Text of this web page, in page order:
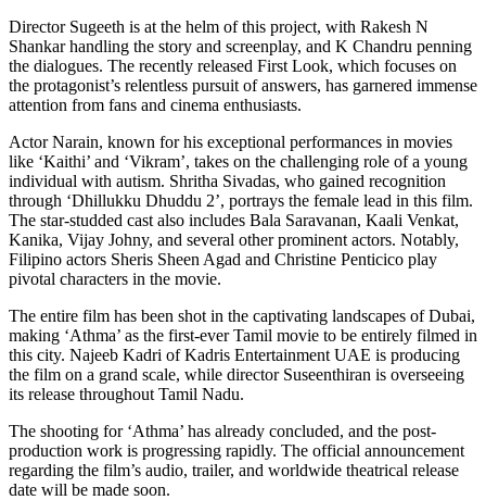
Director Sugeeth is at the helm of this project, with Rakesh N
Shankar handling the story and screenplay, and K Chandru penning
the dialogues. The recently released First Look, which focuses on
the protagonist’s relentless pursuit of answers, has garnered immense
attention from fans and cinema enthusiasts.
Actor Narain, known for his exceptional performances in movies
like ‘Kaithi’ and ‘Vikram’, takes on the challenging role of a young
individual with autism. Shritha Sivadas, who gained recognition
through ‘Dhillukku Dhuddu 2’, portrays the female lead in this film.
The star-studded cast also includes Bala Saravanan, Kaali Venkat,
Kanika, Vijay Johny, and several other prominent actors. Notably,
Filipino actors Sheris Sheen Agad and Christine Penticico play
pivotal characters in the movie.
The entire film has been shot in the captivating landscapes of Dubai,
making ‘Athma’ as the first-ever Tamil movie to be entirely filmed in
this city. Najeeb Kadri of Kadris Entertainment UAE is producing
the film on a grand scale, while director Suseenthiran is overseeing
its release throughout Tamil Nadu.
The shooting for ‘Athma’ has already concluded, and the post-
production work is progressing rapidly. The official announcement
regarding the film’s audio, trailer, and worldwide theatrical release
date will be made soon.